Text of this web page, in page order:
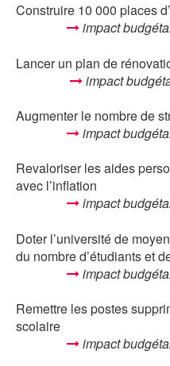
Construire 10 000 places
impact
Lancer un plan de
impact
Augmenter le nombre de
impact
Revaloriser les aides
avec l’inflation
impact
Doter l’université de
du nombre d’étudiants et
impact
Remettre les postes
scolaire
impact